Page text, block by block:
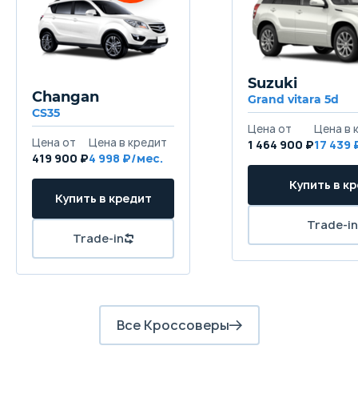
Changan
CS35
Цена от
419 900 ₽
Цена в кредит
4 998 ₽/мес.
Купить в кредит
Trade-in
Suzuki
Grand vitara 5d
Цена от
1 464 900 ₽
Цена в
17 439
Купить в
Trade-in
Все Кроссоверы